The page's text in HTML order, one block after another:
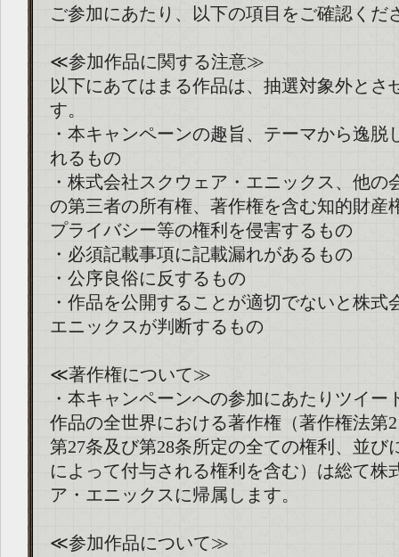
ご参加にあたり、以下の項目をご確認くだ
≪参加作品に関する注意≫
以下にあてはまる作品は、抽選対象外とさ
す。
・本キャンペーンの趣旨、テーマから逸脱
れるもの
・株式会社スクウェア・エニックス、他の
の第三者の所有権、著作権を含む知的財産
プライバシー等の権利を侵害するもの
・必須記載事項に記載漏れがあるもの
・公序良俗に反するもの
・作品を公開することが適切でないと株式
エニックスが判断するもの
≪著作権について≫
・本キャンペーンへの参加にあたりツイー
作品の全世界における著作権（著作権法第
第27条及び第28条所定の全ての権利、並び
によって付与される権利を含む）は総て株
ア・エニックスに帰属します。
≪参加作品について≫